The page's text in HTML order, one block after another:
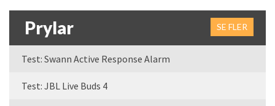
Prylar SE FLER
Test: Swann Active Response Alarm
Test: JBL Live Buds 4